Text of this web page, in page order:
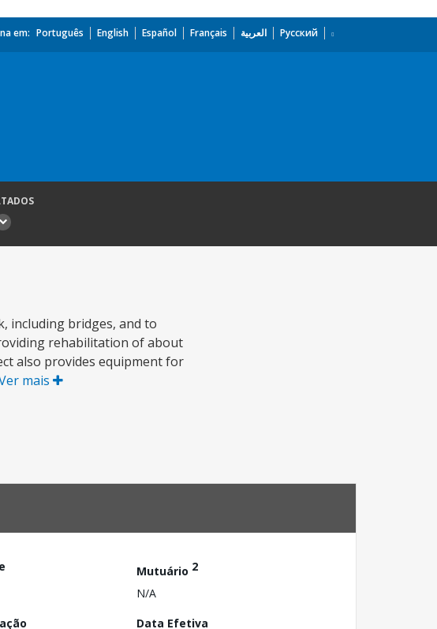
em: Português English Español Français العربية Русский
including bridges, and to
rehabilitation of about
also provides equipment for
mais
Mutuário 2
N/A
Data Efetiva